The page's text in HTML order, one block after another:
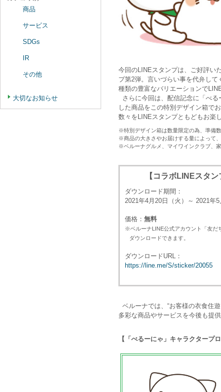
今回のLINEスタンプは、ご好評い
プ第2弾。言いづらい事を代弁し
種類の豊富なバリエーションで
さらに今回は、配信記念に「べ
した商品をこの特別デザイン箱で
数々をLINEスタンプともどもお楽
※特別デザイン箱は数量限定の為、準備
※商品の大きさやお届けする量によって
※ベルーナグルメ、マイワインクラブ、
【コラボLINEスタ
ダウンロード期間：
2021年4月20日（火）～ 2021年
価格： 無料
※ベルーナLINE公式アカウント「友だ
ダウンロードできます。
ダウンロードURL：
https://line.me/S/sticker/20055
ベルーナでは、“お客様の衣食住
多彩な商品やサービスを今後も提
【「べるーにゃ」キャラクタープ
商品
サービス
SDGs
IR
その他
大切なお知らせ